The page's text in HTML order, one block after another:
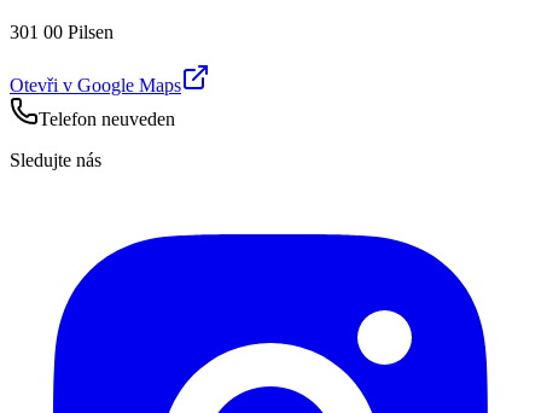
301 00 Pilsen
Otevři v Google Maps
Telefon neuveden
Sledujte nás